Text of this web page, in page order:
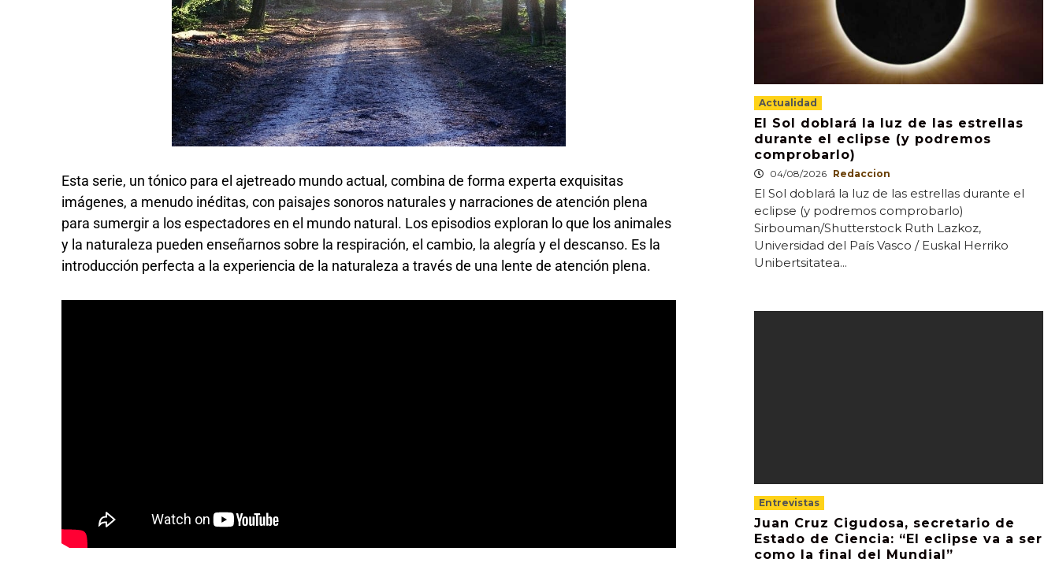
Esta serie, un tónico para el ajetreado mundo actual, combina de forma experta exquisitas
imágenes, a menudo inéditas, con paisajes sonoros naturales y narraciones de atención plena
para sumergir a los espectadores en el mundo natural. Los episodios exploran lo que los animales
y la naturaleza pueden enseñarnos sobre la respiración, el cambio, la alegría y el descanso. Es la
introducción perfecta a la experiencia de la naturaleza a través de una lente de atención plena.
Actualidad
El Sol doblará la luz de las estrellas
durante el eclipse (y podremos
comprobarlo)
04/08/2026 Redaccion
El Sol doblará la luz de las estrellas durante el
eclipse (y podremos comprobarlo)
Sirbouman/Shutterstock Ruth Lazkoz,
Universidad del País Vasco / Euskal Herriko
Unibertsitatea...
Entrevistas
Juan Cruz Cigudosa, secretario de
Estado de Ciencia: “El eclipse va a ser
como la final del Mundial”